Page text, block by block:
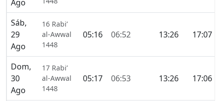
Ago
Sáb,
29
Ago
16 Rabi’
al-Awwal
1448
05:16 06:52 13:26 17:07
Dom,
30
Ago
17 Rabi’
al-Awwal
1448
05:17 06:53 13:26 17:06